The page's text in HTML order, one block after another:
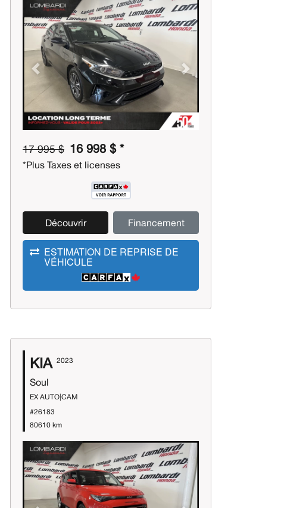
Previous Next
17 995 $ 16 998 $ *
*Plus Taxes et licenses
Découvrir Financement
ESTIMATION DE REPRISE DE
VÉHICULE
KIA 2023
Soul
EX AUTO|CAM
#26183
80610 km